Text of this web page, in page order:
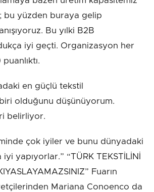
bu yüzden buraya gelip
Bu yılki B2B
iyi geçti. Organizasyon her
en güçlü tekstil
olduğunu düşünüyorum.
belirliyor.
çok iyiler ve bunu dünyadaki
yapıyorlar.” “TÜRK TEKSTİLİNİ
Fuarın
Mariana Conoenco da